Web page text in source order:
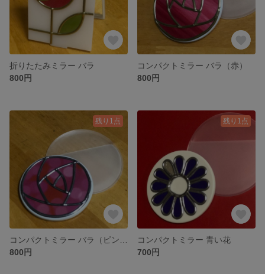
折りたたみミラー バラ
800円
コンパクトミラー バラ（赤）
800円
残り1点
800円
残り1点
コンパクトミラー 青い花
700円